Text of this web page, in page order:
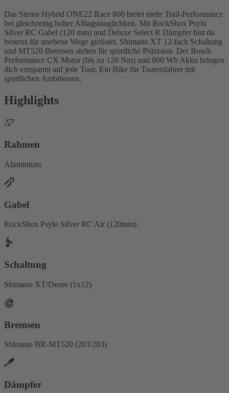
Das Stereo Hybrid ONE22 Race 800 bietet mehr Trail-Performance
bei gleichzeitig hoher Alltagstauglichkeit. Mit RockShox Psylo
Silver RC Gabel (120 mm) und Deluxe Select R Dämpfer bist du
bestens für unebene Wege gerüstet. Shimano XT 12-fach Schaltung
und MT520 Bremsen stehen für sportliche Präzision. Der Bosch
Performance CX Motor (bis zu 120 Nm) und 800 Wh Akku bringen
dich entspannt auf jede Tour. Ein Bike für Tourenfahrer mit
sportlichen Ambitionen.
Highlights
Rahmen
Aluminium
Gabel
RockShox Psylo Silver RC Air (120mm)
Schaltung
Shimano XT/Deore (1x12)
Bremsen
Shimano BR-MT520 (203/203)
Dämpfer